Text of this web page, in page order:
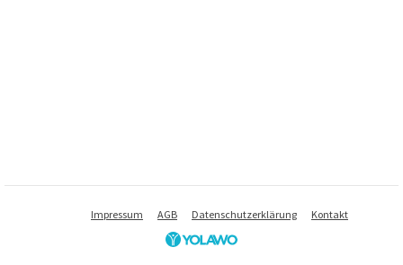
Impressum AGB Datenschutzerklärung Kontakt